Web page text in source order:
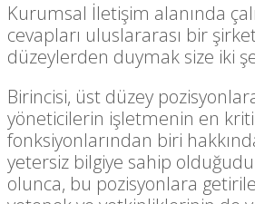
Kurumsal İletişim alanında
cevapları uluslararası bir
düzeylerden duymak size iki
Birincisi, üst düzey
yöneticilerin işletmenin en
fonksiyonlarından biri
yetersiz bilgiye sahip
olunca, bu pozisyonlara